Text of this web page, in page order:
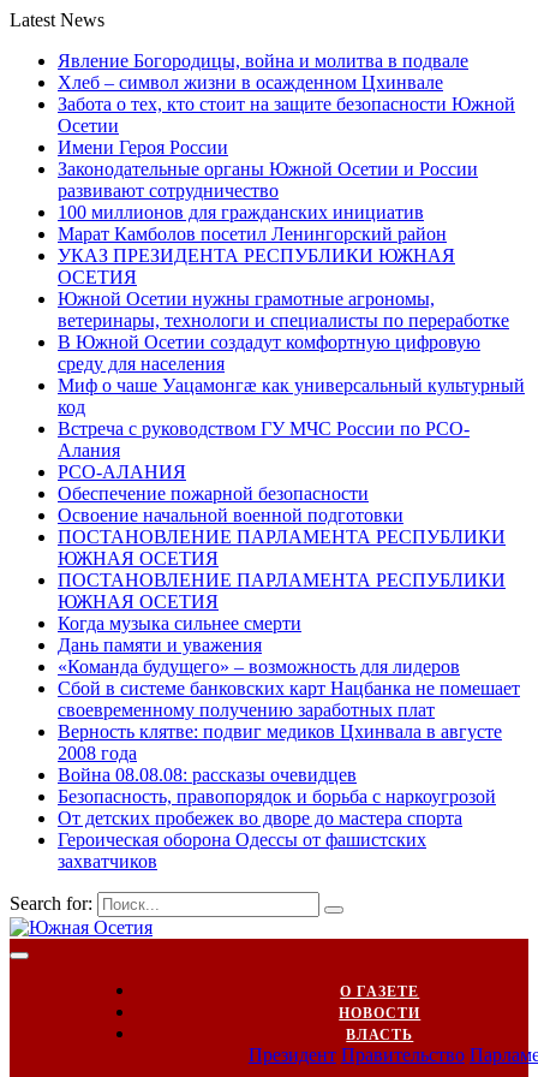
Latest News
Явление Богородицы, война и молитва в подвале
Хлеб – символ жизни в осажденном Цхинвале
Забота о тех, кто стоит на защите безопасности Южной
Осетии
Имени Героя России
Законодательные органы Южной Осетии и России
развивают сотрудничество
100 миллионов для гражданских инициатив
Марат Камболов посетил Ленингорский район
УКАЗ ПРЕЗИДЕНТА РЕСПУБЛИКИ ЮЖНАЯ
ОСЕТИЯ
Южной Осетии нужны грамотные агрономы,
ветеринары, технологи и специалисты по переработке
В Южной Осетии создадут комфортную цифровую
среду для населения
Миф о чаше Уацамонгæ как универсальный культурный
код
Встреча с руководством ГУ МЧС России по РСО-
Алания
РСО-АЛАНИЯ
Обеспечение пожарной безопасности
Освоение начальной военной подготовки
ПОСТАНОВЛЕНИЕ ПАРЛАМЕНТА РЕСПУБЛИКИ
ЮЖНАЯ ОСЕТИЯ
ПОСТАНОВЛЕНИЕ ПАРЛАМЕНТА РЕСПУБЛИКИ
ЮЖНАЯ ОСЕТИЯ
Когда музыка сильнее смерти
Дань памяти и уважения
«Команда будущего» – возможность для лидеров
Сбой в системе банковских карт Нацбанка не помешает
своевременному получению заработных плат
Верность клятве: подвиг медиков Цхинвала в августе
2008 года
Война 08.08.08: рассказы очевидцев
Безопасность, правопорядок и борьба с наркоугрозой
От детских пробежек во дворе до мастера спорта
Героическая оборона Одессы от фашистских
захватчиков
Search for:
О ГАЗЕТЕ
НОВОСТИ
ВЛАСТЬ
Президент Правительство